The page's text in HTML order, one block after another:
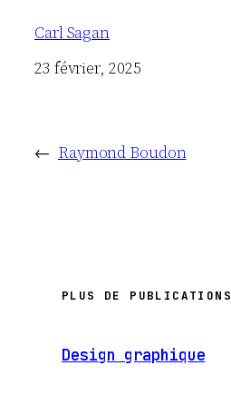
Carl Sagan
Date
23 février, 2025
← Raymond Boudon
PLUS DE PUBLICATIONS
Design graphique